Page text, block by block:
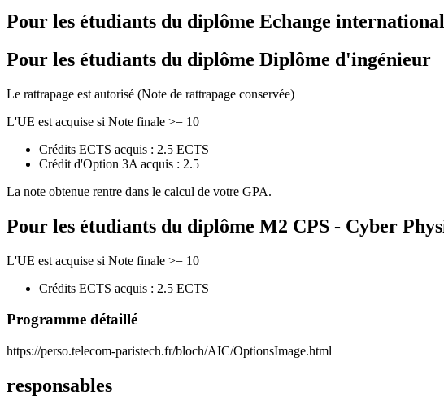
Pour les étudiants du diplôme Echange
Pour les étudiants du diplôme Diplôme d'ingénieur
Le rattrapage est autorisé (Note de rattrapage conservée)
L'UE est acquise si Note finale >= 10
Crédits ECTS acquis : 2.5 ECTS
Crédit d'Option 3A acquis : 2.5
La note obtenue rentre dans le calcul de votre GPA.
Pour les étudiants du diplôme M2 CPS - Cyber
L'UE est acquise si Note finale >= 10
Crédits ECTS acquis : 2.5 ECTS
Programme détaillé
https://perso.telecom-paristech.fr/bloch/AIC/OptionsImage.html
responsables